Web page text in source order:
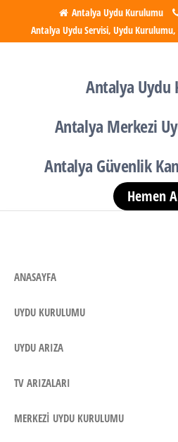
atla
Antalya Uydu Kurulumu
Antalya Uydu Servisi, Uydu
Antalya Uydu
Antalya Merkezi
Antalya Güvenlik
Hemen
ANASAYFA
UYDU KURULUMU
UYDU ARIZA
TV ARIZALARI
MERKEZI UYDU KURULUMU